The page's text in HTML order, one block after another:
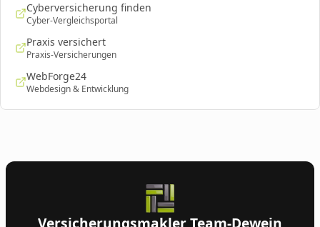
Cyberversicherung finden
Cyber-Vergleichsportal
Praxis versichert
Praxis-Versicherungen
WebForge24
Webdesign & Entwicklung
Versicherungsmakler Team-Dewein